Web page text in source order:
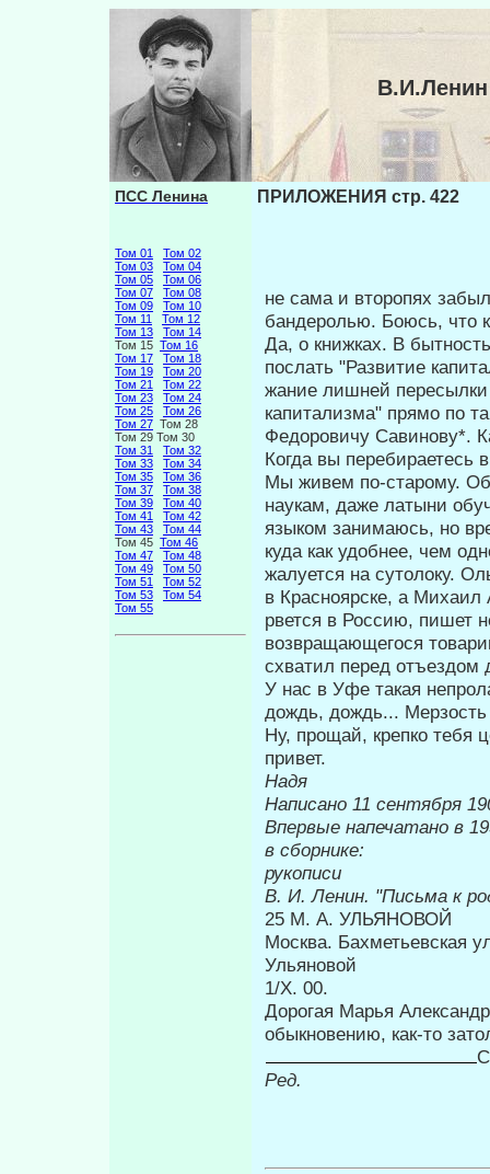
ПСС Ленина
Том 01
Том 02
Том 03
Том 04
Том 05
Том 06
Том 07
Том 08
Том 09
Том 10
Том 11
Том 12
Том 13
Том 14
Том 15 Том 16
Том 17
Том 18
Том 19
Том 20
Том 21
Том 22
Том 23
Том 24
Том 25
Том 26
Том 27 Том 28
Том 29 Том 30
Том 31
Том 32
Том 33
Том 34
Том 35
Том 36
Том 37
Том 38
Том 39
Том 40
Том 41
Том 42
Том 43
Том 44
Том 45 Том 46
Том 47
Том 48
Том 49
Том 50
Том 51
Том 52
Том 53
Том 54
Том 55
ПРИЛОЖЕНИЯ стр. 422
не сама и второпях
бандеролью. Боюсь, что
Да, о книжках. В
послать "Развитие
жание лишней
капитализма" прямо по
Федоровичу Савинову*.
Когда вы перебираетесь
Мы живем по-старому.
наукам, даже латыни
языком занимаюсь, но
куда как удобнее, чем
жалуется на сутолоку.
в Красноярске, а
рвется в Россию, пишет
возвращающегося
схватил перед отъездом
У нас в Уфе такая
дождь, дождь...
Ну, прощай, крепко тебя
привет.
Надя
Написано 11 сентября
Впервые напечатано в
в сборнике:
рукописи
В. И. Ленин. "Письма к
25 М. А. УЛЬЯНОВОЙ
Москва. Бахметьевская
Ульяновой
1/Х. 00.
Дорогая Марья
обыкновению, как-то
Ред.